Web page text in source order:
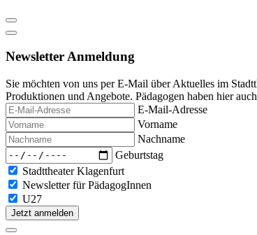
Newsletter Anmeldung
Sie möchten von uns per E-Mail über Aktuelles im
Produktionen und Angebote. Pädagogen haben hier
E-Mail-Adresse
Vorname
Nachname
Geburtstag
Stadttheater Klagenfurt
Newsletter für PädagogInnen
U27
Jetzt anmelden